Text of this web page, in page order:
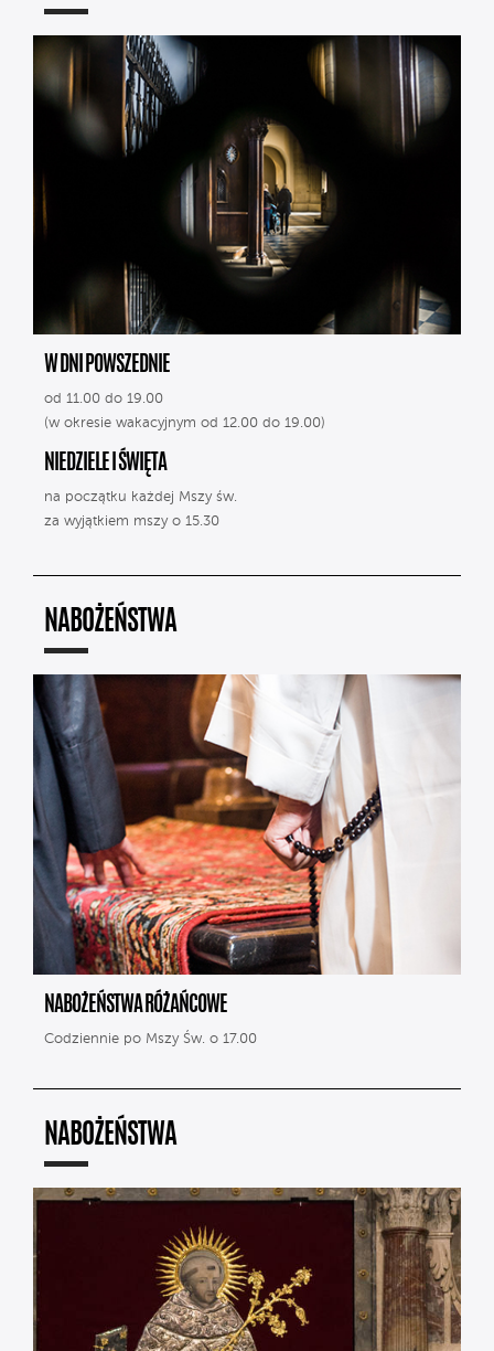
W DNI POWSZEDNIE
od 11.00 do 19.00
(w okresie wakacyjnym od 12.00 do 19.00)
NIEDZIELE I ŚWIĘTA
na początku każdej Mszy św.
za wyjątkiem mszy o 15.30
NABOŻEŃSTWA
NABOŻEŃSTWA RÓŻAŃCOWE
Codziennie po Mszy Św. o 17.00
NABOŻEŃSTWA